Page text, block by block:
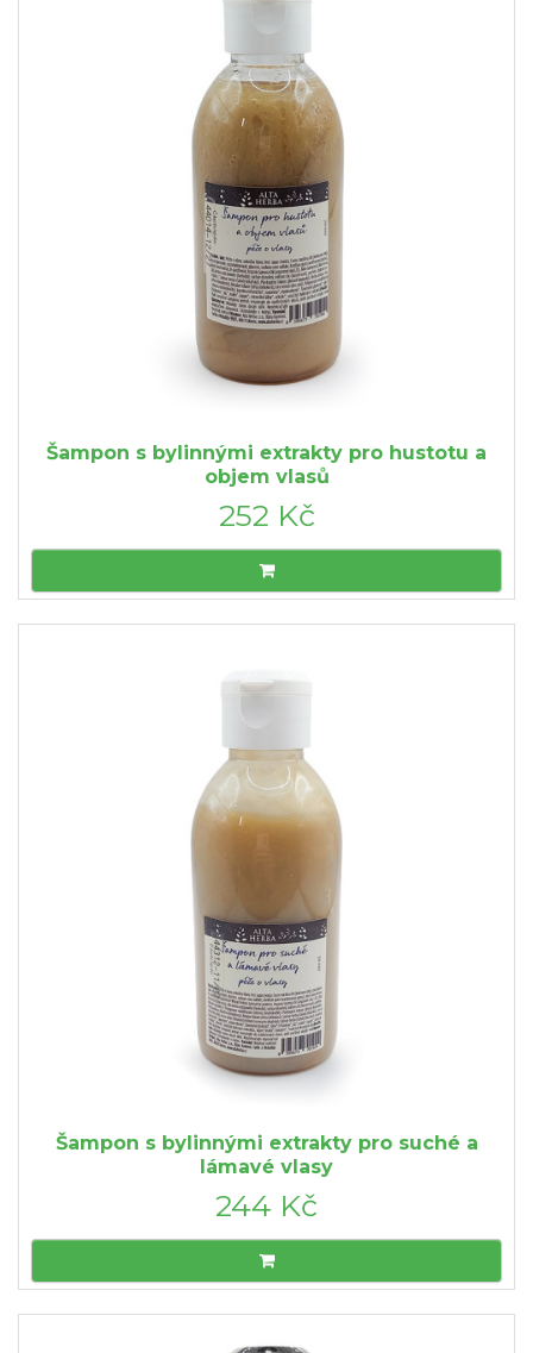
Šampon s bylinnými extrakty pro hustotu a
objem vlasů
252 Kč
Šampon s bylinnými extrakty pro suché a
lámavé vlasy
244 Kč